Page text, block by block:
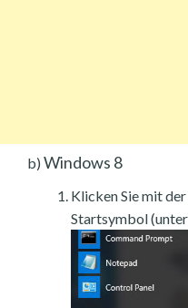
b) Windows 8
Klicken Sie mit
Startsymbol